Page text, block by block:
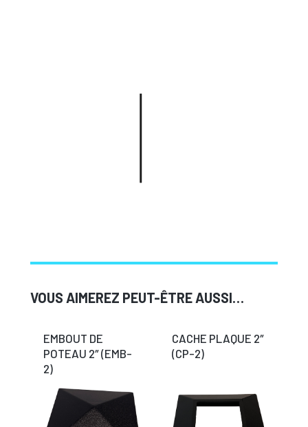
VOUS AIMEREZ PEUT-ÊTRE AUSSI…
EMBOUT DE
POTEAU 2″ (EMB-
2)
CACHE PLAQUE 2″
(CP-2)